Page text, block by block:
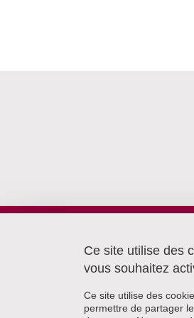
Université
Bâtiment
CS40700
Ce site utilise des
vous souhaitez
Ce site utilise des
permettre de partager